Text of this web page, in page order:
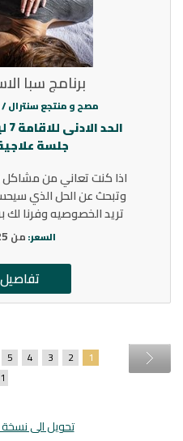
برنامج سبا
مصح و منتجع سنترال /
جلسة
اذا كنت تعاني من مشاكل
وتبحث عن الحل الذي
تريد الخصوصيه وفرنا لك
السعر: من /
تفاصيل
1
2
3
4
5
تحويل الى